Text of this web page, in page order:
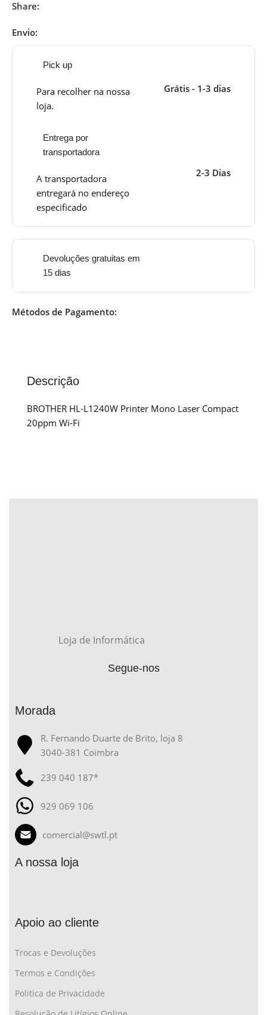
Share:
Envio:
Pick up
Para recolher na nossa
loja.
Grátis - 1-3 dias
Entrega por
transportadora
A transportadora
entregará no endereço
especificado
2-3 Dias
Devoluções gratuitas em
15 dias
Métodos de Pagamento:
Descrição
BROTHER HL-L1240W Printer Mono Laser Compact
20ppm Wi-Fi
Loja de Informática
Segue-nos
Morada
R. Fernando Duarte de Brito, loja 8
3040-381 Coimbra
239 040 187*
929 069 106
comercial@swtl.pt
A nossa loja
Apoio ao cliente
Trocas e Devoluções
Termos e Condições
Politica de Privacidade